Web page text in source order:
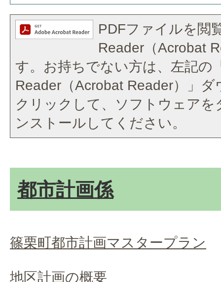
PDFファイルを閲
Reader（Acrobat
す。お持ちでない方は、左記の
Reader（Acrobat Reader）」
クリックして、ソフトウェア
ンストールしてください。
都市計画係
篠栗町都市計画マスタープラン
地区計画の概要